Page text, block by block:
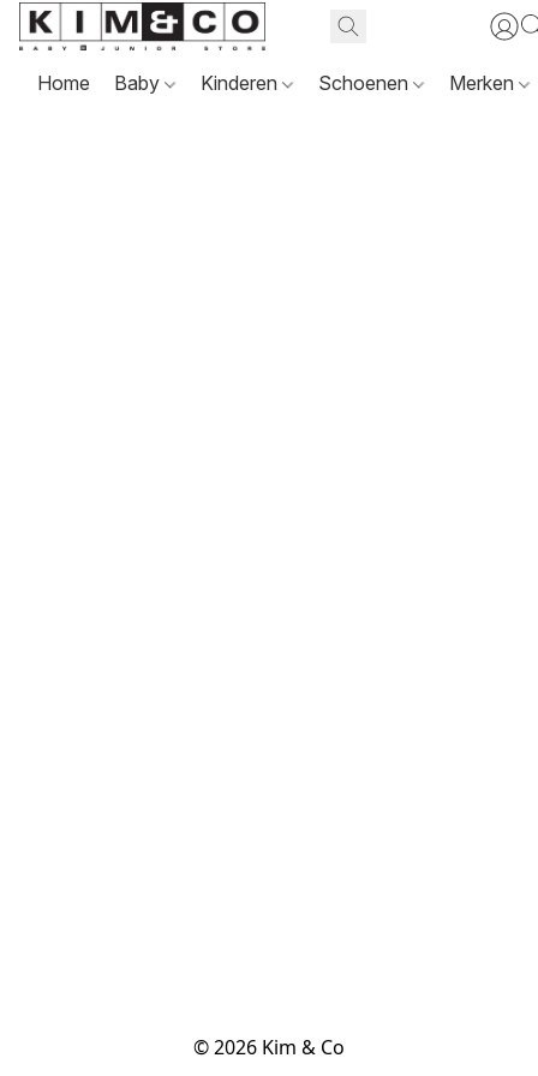
Home Baby Kinderen Schoenen Merken
© 2026 Kim & Co